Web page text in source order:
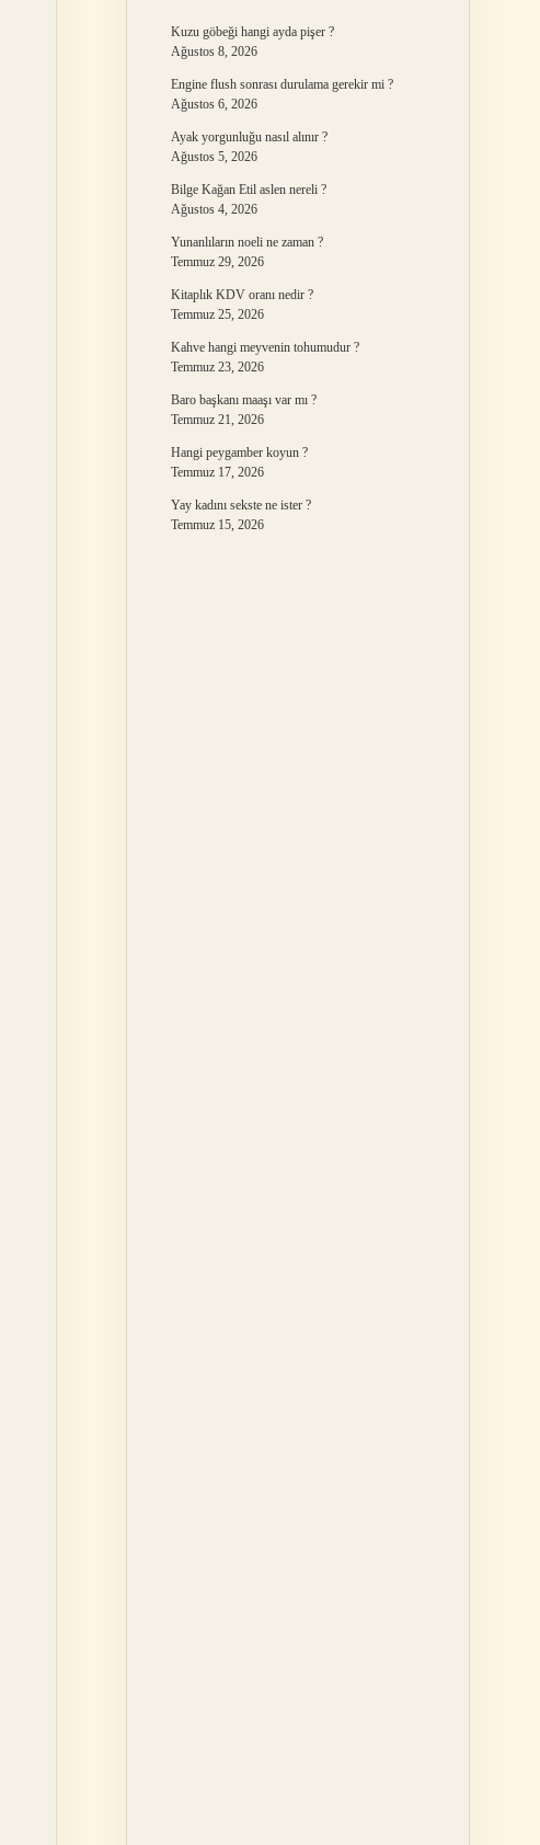
Kuzu göbeği hangi ayda pişer ?
Ağustos 8, 2026
Engine flush sonrası durulama gerekir mi ?
Ağustos 6, 2026
Ayak yorgunluğu nasıl alınır ?
Ağustos 5, 2026
Bilge Kağan Etil aslen nereli ?
Ağustos 4, 2026
Yunanlıların noeli ne zaman ?
Temmuz 29, 2026
Kitaplık KDV oranı nedir ?
Temmuz 25, 2026
Kahve hangi meyvenin tohumudur ?
Temmuz 23, 2026
Baro başkanı maaşı var mı ?
Temmuz 21, 2026
Hangi peygamber koyun ?
Temmuz 17, 2026
Yay kadını sekste ne ister ?
Temmuz 15, 2026